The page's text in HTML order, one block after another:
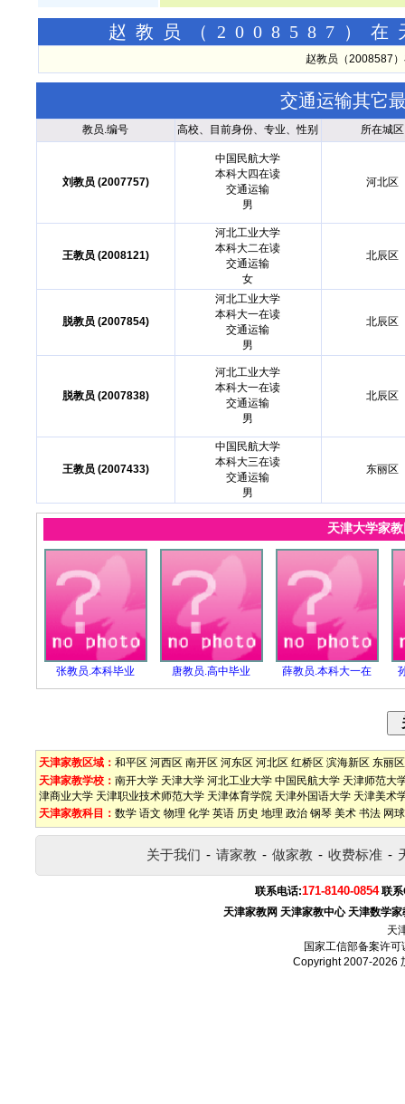
赵教员（2008587）在
赵教员（2008587
交通运输其它
教员.编号 高校、目前身份、专业、性别 所在城区
刘教员 (2007757)
中国民航大学
本科大四在读
交通运输
男
河北区
王教员 (2008121)
河北工业大学
本科大二在读
交通运输
女
北辰区
脱教员 (2007854)
河北工业大学
本科大一在读
交通运输
男
北辰区
脱教员 (2007838)
河北工业大学
本科大一在读
交通运输
男
北辰区
王教员 (2007433)
中国民航大学
本科大三在读
交通运输
男
东丽区
天津大学家
张教员.本科毕业 唐教员.高中毕业 薛教员.本科大一在
天津家教区域： 和平区 河西区 南开区 河东区 河北区 红桥区 滨海新区 东丽区
天津家教学校： 南开大学 天津大学 河北工业大学 中国民航大学 天津师范大
津商业大学 天津职业技术师范大学 天津体育学院 天津外国语大学 天津美术
天津家教科目： 数学 语文 物理 化学 英语 历史 地理 政治 钢琴 美术 书法 网球
关于我们 - 请家教 - 做家教 - 收费标准 -
联系电话:171-8140-0854 联
天津家教网 天津家教中心 天津数学家
天
国家工信部备案许可
Copyright 2007-2026